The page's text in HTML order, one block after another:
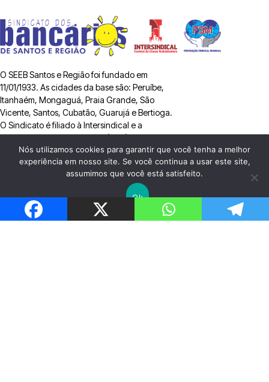
O SEEB Santos e Região foi fundado em
11/01/1933. As cidades da base são: Peruíbe,
Itanhaém, Mongaguá, Praia Grande, São
Vicente, Santos, Cubatão, Guarujá e Bertioga.
O Sindicato é filiado à Intersindical e a
Federação Sindical Mundial (FSM).
Política de Privacidade
Nós utilizamos cookies para garantir que você tenha a melhor
experiência em nosso site. Se você continua a usar este site,
assumimos que você está satisfeito.
Ok